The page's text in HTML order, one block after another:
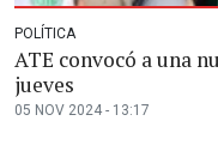
POLÍTICA
ATE convocó a una
jueves
05 NOV 2024 - 13:17